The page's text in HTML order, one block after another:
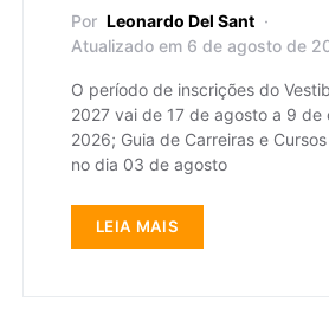
Por Leonardo Del Sant
Atualizado em 6 de agosto de
O período de inscrições do
2027 vai de 17 de agosto a 9 de
2026; Guia de Carreiras e
no dia 03 de agosto
LEIA MAIS